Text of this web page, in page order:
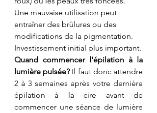
Une mauvaise utilisation peut
entraîner des brûlures ou des
modifications de la pigmentation.
Investissement initial plus important.
Quand commencer l'épilation à la
lumière pulsée? Il faut donc attendre
2 à 3 semaines après votre dernière
épilation à la cire avant de
commencer une séance de lumière